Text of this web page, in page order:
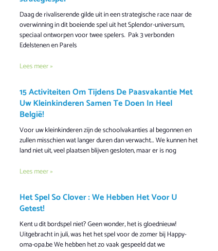
Daag de rivaliserende gilde uit in een strategische race naar de
overwinning in dit boeiende spel uit het Splendor-universum,
speciaal ontworpen voor twee spelers. Pak 3 verbonden
Edelstenen en Parels
Lees meer »
15 Activiteiten Om Tijdens De Paasvakantie Met
Uw Kleinkinderen Samen Te Doen In Heel
België!
Voor uw kleinkinderen zijn de schoolvakanties al begonnen en
zullen misschien wat langer duren dan verwacht… We kunnen het
land niet uit, veel plaatsen blijven gesloten, maar er is nog
Lees meer »
Het Spel So Clover : We Hebben Het Voor U
Getest!
Kent u dit bordspel niet? Geen wonder, het is gloednieuw!
Uitgebracht in juli, was het het spel voor de zomer bij Happy-
oma-opa.be We hebben het zo vaak gespeeld dat we